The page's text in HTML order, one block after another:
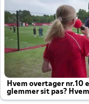
Hvem overtager nr.10
glemmer sit pas?
altid til efter kampe?